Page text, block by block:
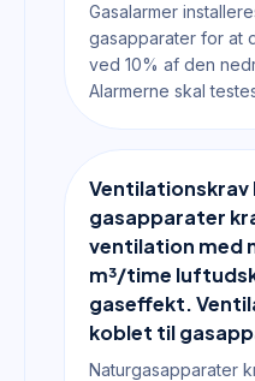
Gasalarmer
gasapparater for at
ved 10% af den
Alarmerne skal
Ventilationskrav
gasapparater
ventilation med
m³/time
gaseffekt.
koblet til
Naturgasapparater